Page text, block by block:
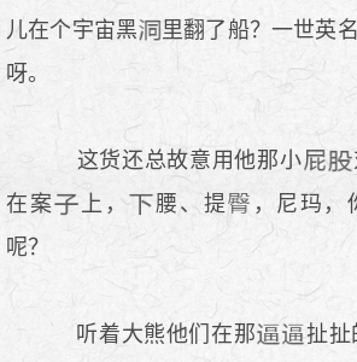
儿在个宇宙黑
里翻了船？一世英
呀。
这货还总故意用他那小
在案
上， 腰、提
，尼玛，
呢？
听着大熊他们在那 扯扯